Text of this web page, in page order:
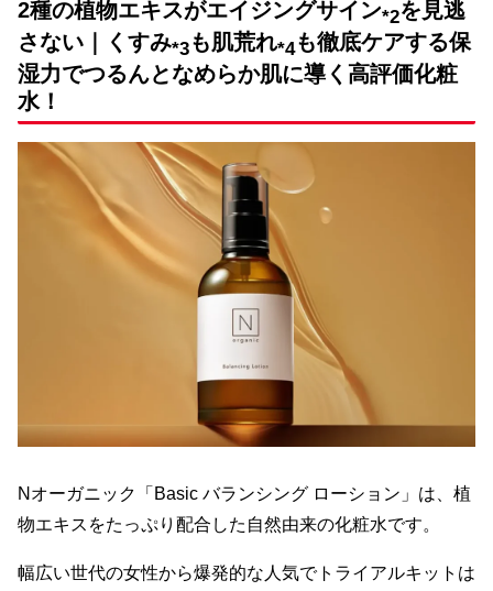
2種の植物エキスがエイジングサイン*2を見逃
さない｜くすみ*3も肌荒れ*4も徹底ケアする保
湿力でつるんとなめらか肌に導く高評価化粧
水！
Nオーガニック「Basic バランシング ローション」は、植
物エキスをたっぷり配合した自然由来の化粧水です。
幅広い世代の女性から爆発的な人気でトライアルキットは